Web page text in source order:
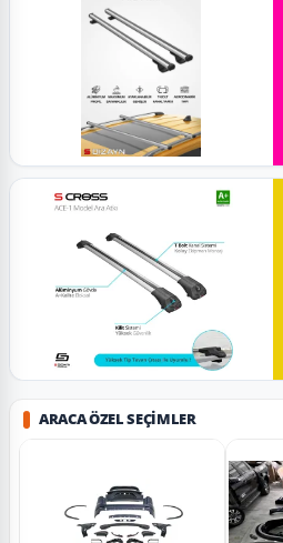
ARACA ÖZEL SEÇIMLER